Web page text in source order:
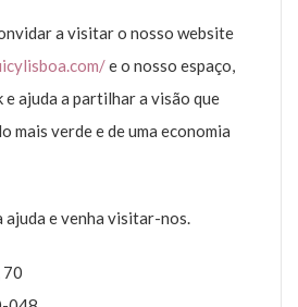
a visitar o nosso website
e o nosso espaço,
e ajuda a partilhar a visão que
mais verde e de uma economia
ajuda e venha visitar-nos.
70